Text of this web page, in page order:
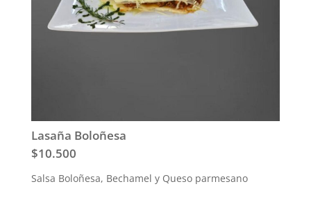
Lasaña Boloñesa
$10.500
Salsa Boloñesa, Bechamel y Queso parmesano